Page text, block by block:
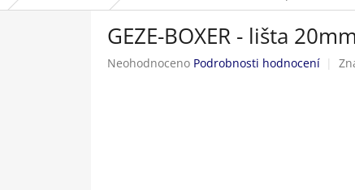
GEZE-BOXER - lišta
Průměrné
Neohodnoceno Podrobnosti hodnocení